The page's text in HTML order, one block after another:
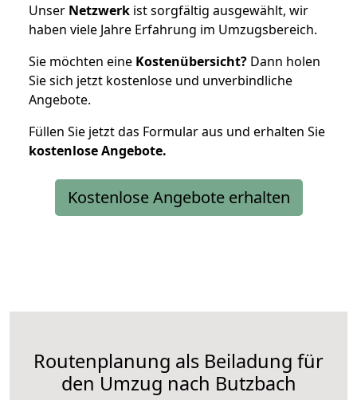
Unser Netzwerk ist sorgfältig ausgewählt, wir
haben viele Jahre Erfahrung im Umzugsbereich.
Sie möchten eine Kostenübersicht? Dann holen
Sie sich jetzt kostenlose und unverbindliche
Angebote.
Füllen Sie jetzt das Formular aus und erhalten Sie
kostenloseAngebote.
Kostenlose Angebote erhalten
Routenplanung als Beiladung für
den Umzug nach Butzbach